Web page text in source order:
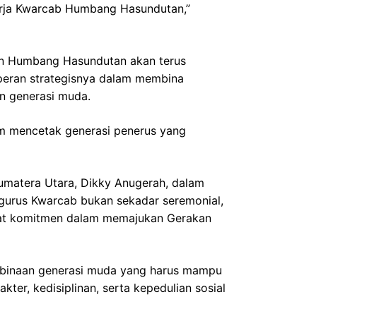
Kwarcab Humbang Hasundutan,”
Humbang Hasundutan akan terus
strategisnya dalam membina
generasi muda.
mencetak generasi penerus yang
Utara, Dikky Anugerah, dalam
Kwarcab bukan sekadar seremonial,
komitmen dalam memajukan Gerakan
generasi muda yang harus mampu
kedisiplinan, serta kepedulian sosial